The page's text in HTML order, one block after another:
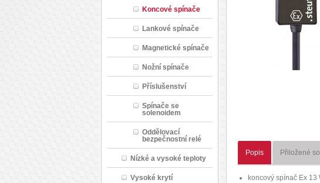
Koncové spínače
Lankové spínače
Magnetické spínače
Nožní spínače
Příslušenství
Spínače se
solenoidem
Oddělovací
bezpečnostní relé
Nízké a vysoké teploty
Vysoké krytí
Popis Přiložené
koncový spínač Ex 13